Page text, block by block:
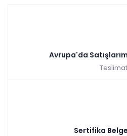
Avrupa'da
Teslimat
Sertifika